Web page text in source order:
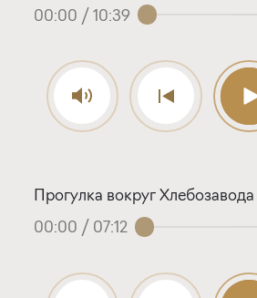
00:00 /10:39
Прогулка вокруг Хлебозавода
00:00 / 07:12